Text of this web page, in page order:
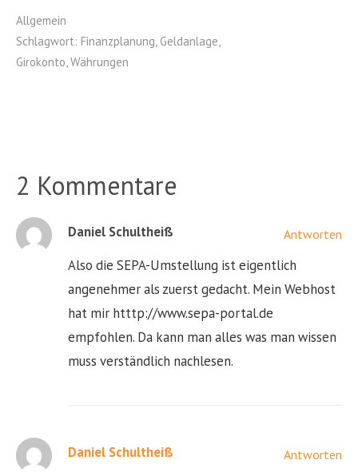
Allgemein
Schlagwort: Finanzplanung, Geldanlage,
Girokonto,Währungen
2 Kommentare
Daniel Schultheiß Antworten
Also die SEPA-Umstellung ist eigentlich
angenehmer als zuerst gedacht. Mein Webhost
hat mir htttp://www.sepa-portal.de
empfohlen. Da kann man alles was man wissen
muss verständlich nachlesen.
Daniel Schultheiß Antworten